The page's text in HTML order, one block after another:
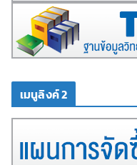
เมนูลิงค์ 2